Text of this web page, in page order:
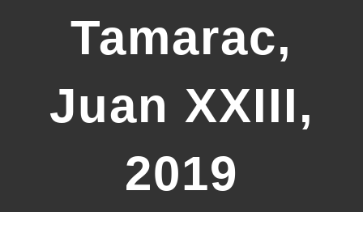
Tamarac,
Juan XXIII,
2019